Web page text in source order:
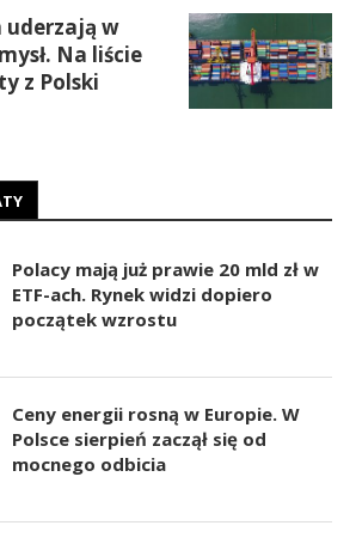
uderzają w
Na liście
z Polski
Polacy mają już prawie 20 mld zł w
ETF-ach. Rynek widzi dopiero
początek wzrostu
Ceny energii rosną w Europie. W
Polsce sierpień zaczął się od
mocnego odbicia